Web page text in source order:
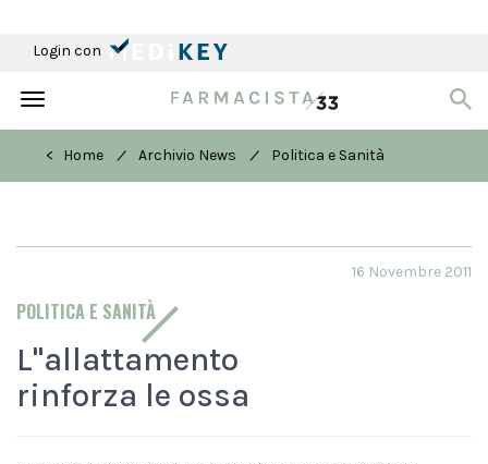
Login con
Toggle
< Home
/ Archivio News / Politica e Sanità
POLITICA E SANITÀ
16 Novembre 2011
L''allattamento
rinforza le ossa